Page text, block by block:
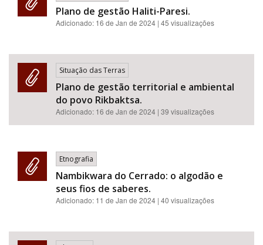
Plano de gestão Haliti-Paresi.
Adicionado: 16 de Jan de 2024 | 45 visualizações
Situação das Terras
Plano de gestão territorial e ambiental
do povo Rikbaktsa.
Adicionado: 16 de Jan de 2024 | 39 visualizações
Etnografia
Nambikwara do Cerrado: o algodão e
seus fios de saberes.
Adicionado: 11 de Jan de 2024 | 40 visualizações